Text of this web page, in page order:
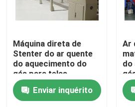
Casa
Produtos
Máquina direta de
Stenter do ar quente
do aquecimento do
gás para telas
Enviar inquérito
Ar
do